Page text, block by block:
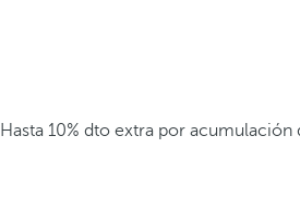
Hasta 10% dto extra por acumulación